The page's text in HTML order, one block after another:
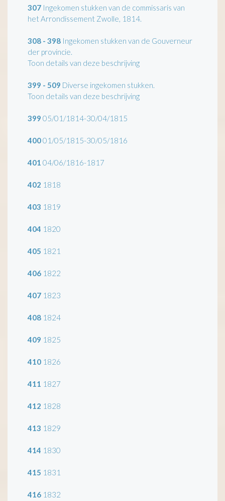
307 Ingekomen stukken van de commissaris van
het Arrondissement Zwolle, 1814.
308 - 398 Ingekomen stukken van de Gouverneur
der provincie.
Toon details van deze beschrijving
399 - 509 Diverse ingekomen stukken.
Toon details van deze beschrijving
399 05/01/1814-30/04/1815
40001/05/1815-30/05/1816
401 04/06/1816-1817
402 1818
403 1819
404 1820
405 1821
406 1822
407 1823
408 1824
409 1825
410 1826
411 1827
412 1828
413 1829
414 1830
415 1831
416 1832